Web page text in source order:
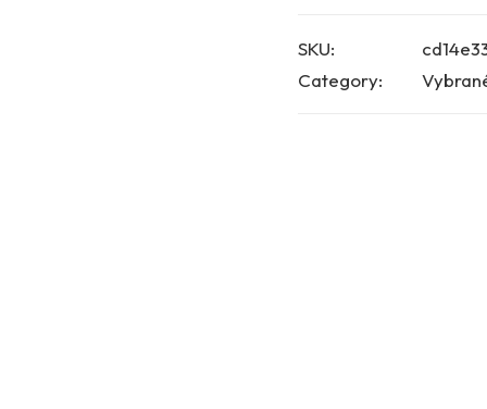
SKU:
Category: